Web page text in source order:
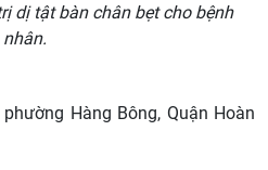
dị tật bàn chân bẹt cho bệnh
nhân.
Hàng Bông, Quận Hoàn